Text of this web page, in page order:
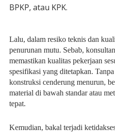
BPKP, atau KPK.
Lalu, dalam resiko teknis dan
penurunan mutu. Sebab,
memastikan kualitas pekerjaan
spesifikasi yang ditetapkan.
konstruksi cenderung menurun,
material di bawah standar atau
tepat.
Kemudian, bakal terjadi